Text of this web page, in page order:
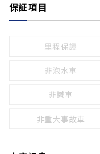
無
頭燈光源
保証項目
里程保證
非泡水車
非贓車
非重大事故車